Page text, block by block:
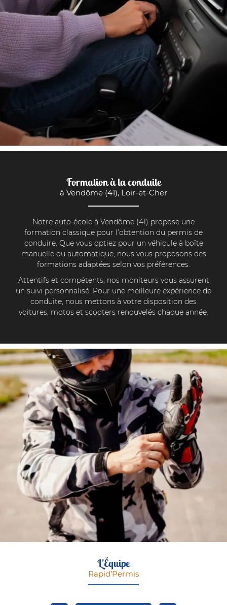
Formation à la conduite
à Vendôme (41), Loir-et-Cher
Notre auto-école à Vendôme (41) propose une
formation classique pour l’obtention du permis de
conduire. Que vous optiez pour un véhicule à boîte
manuelle ou automatique, nous vous proposons des
formations adaptées selon vos préférences.
Attentifs et compétents, nos moniteurs vous assurent
un suivi personnalisé. Pour une meilleure expérience de
conduite, nous mettons à votre disposition des
voitures, motos et scooters renouvelés chaque année.
L’Équipe
Rapid’Permis